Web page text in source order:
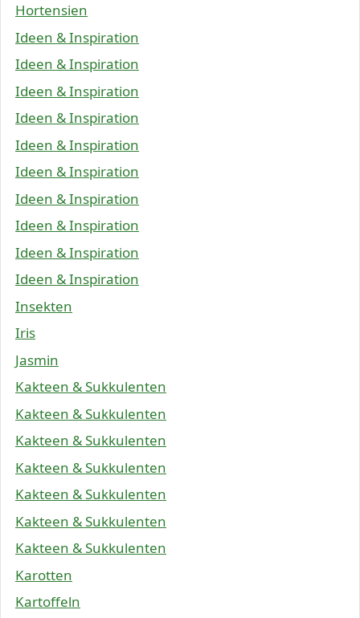
Hortensien
Ideen & Inspiration
Ideen & Inspiration
Ideen & Inspiration
Ideen & Inspiration
Ideen & Inspiration
Ideen & Inspiration
Ideen & Inspiration
Ideen & Inspiration
Ideen & Inspiration
Ideen & Inspiration
Insekten
Iris
Jasmin
Kakteen & Sukkulenten
Kakteen & Sukkulenten
Kakteen & Sukkulenten
Kakteen & Sukkulenten
Kakteen & Sukkulenten
Kakteen & Sukkulenten
Kakteen & Sukkulenten
Karotten
Kartoffeln